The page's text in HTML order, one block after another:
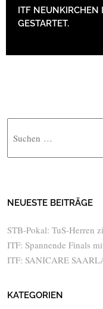
ITF NEUNKIRCHEN
GESTARTET.
NEUESTE BEITRÄGE
STB-Pokal: TuS-Herren
ITF: Spannende Finals
ITF: SANICARE
KATEGORIEN